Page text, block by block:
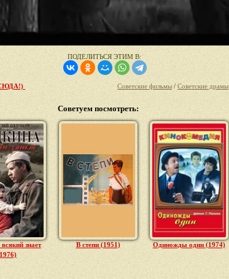
ПОДЕЛИТЬСЯ ЭТИМ В:
Советские фильмы / Советские драмы
Советуем посмотреть:
знает
В степи (1951) Одиножды один (1974)